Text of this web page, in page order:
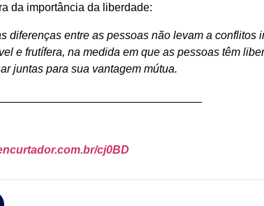
da importância da liberdade:
diferenças entre as pessoas não levam a conflitos
e frutífera, na medida em que as pessoas têm
juntas para sua vantagem mútua.
cj0BD